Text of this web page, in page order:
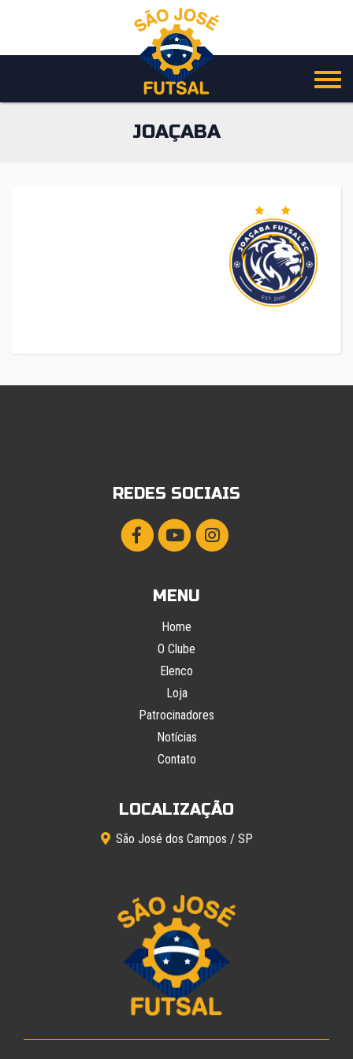
o
JOAÇABA
REDES SOCIAIS
MENU
Home
O Clube
Elenco
Loja
Patrocinadores
Notícias
Contato
LOCALIZAÇÃO
São José dos Campos / SP